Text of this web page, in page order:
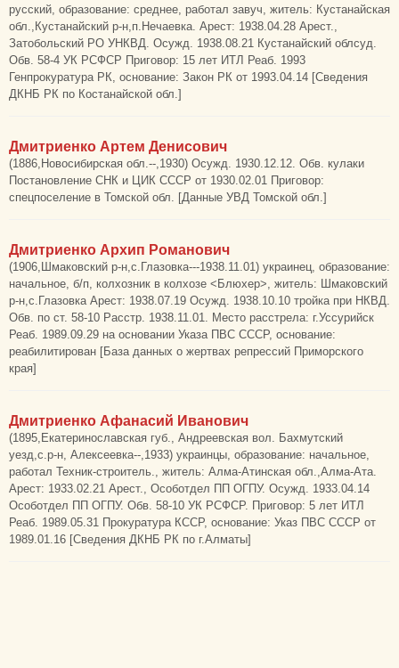
русский, образование: среднее, работал завуч, житель: Кустанайская
обл.,Кустанайский р-н,п.Нечаевка. Арест: 1938.04.28 Арест.,
Затобольский РО УНКВД. Осужд. 1938.08.21 Кустанайский облсуд.
Обв. 58-4 УК РСФСР Приговор: 15 лет ИТЛ Реаб. 1993
Генпрокуратура РК, основание: Закон РК от 1993.04.14 [Сведения
ДКНБ РК по Костанайской обл.]
Дмитриенко Артем Денисович
(1886,Новосибирская обл.--,1930) Осужд. 1930.12.12. Обв. кулаки
Постановление СНК и ЦИК СССР от 1930.02.01 Приговор:
спецпоселение в Томской обл. [Данные УВД Томской обл.]
Дмитриенко Архип Романович
(1906,Шмаковский р-н,с.Глазовка---1938.11.01) украинец, образование:
начальное, б/п, колхозник в колхозе <Блюхер>, житель: Шмаковский
р-н,с.Глазовка Арест: 1938.07.19 Осужд. 1938.10.10 тройка при НКВД.
Обв. по ст. 58-10 Расстр. 1938.11.01. Место расстрела: г.Уссурийск
Реаб. 1989.09.29 на основании Указа ПВС СССР, основание:
реабилитирован [База данных о жертвах репрессий Приморского
края]
Дмитриенко Афанасий Иванович
(1895,Екатеринославская губ., Андреевская вол. Бахмутский
уезд,с.р-н, Алексеевка--,1933) украинцы, образование: начальное,
работал Техник-строитель., житель: Алма-Атинская обл.,Алма-Ата.
Арест: 1933.02.21 Арест., Особотдел ПП ОГПУ. Осужд. 1933.04.14
Особотдел ПП ОГПУ. Обв. 58-10 УК РСФСР. Приговор: 5 лет ИТЛ
Реаб. 1989.05.31 Прокуратура КССР, основание: Указ ПВС СССР от
1989.01.16 [Сведения ДКНБ РК по г.Алматы]